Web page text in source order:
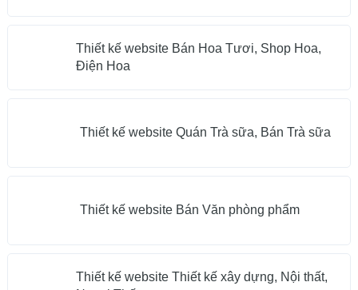
Thiết kế website Bán Hoa Tươi, Shop Hoa,
Điện Hoa
Thiết kế website Quán Trà sữa, Bán Trà sữa
Thiết kế website Bán Văn phòng phẩm
Thiết kế website Thiết kế xây dựng, Nội thất,